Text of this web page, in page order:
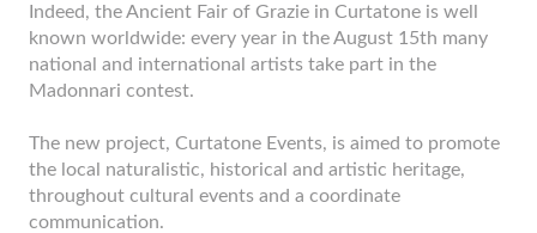
Indeed, the Ancient Fair of Grazie in Curtatone is well
known worldwide: every year in the August 15th many
national and international artists take part in the
Madonnari contest.
The new project, Curtatone Events, is aimed to promote
the local naturalistic, historical and artistic heritage,
throughout cultural events and a coordinate
communication.